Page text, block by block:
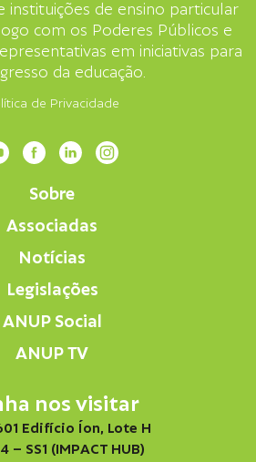
instituições de ensino particular
com os Poderes Públicos e
em iniciativas para
da educação.
de Privacidade
Sobre
Associadas
Notícias
Legislações
ANUP Social
ANUP TV
nos visitar
Edifício Íon, Lote H
– SS1 (IMPACT HUB)